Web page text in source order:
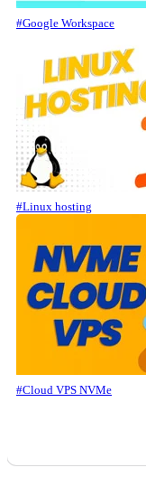
#Google Workspace
#Linux hosting
#Cloud VPS NVMe